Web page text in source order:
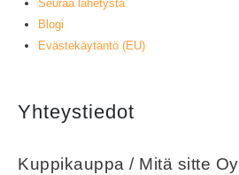
Seuraa lähetystä
Blogi
Evästekäytäntö (EU)
Yhteystiedot
Kuppikauppa / Mitä sitte Oy